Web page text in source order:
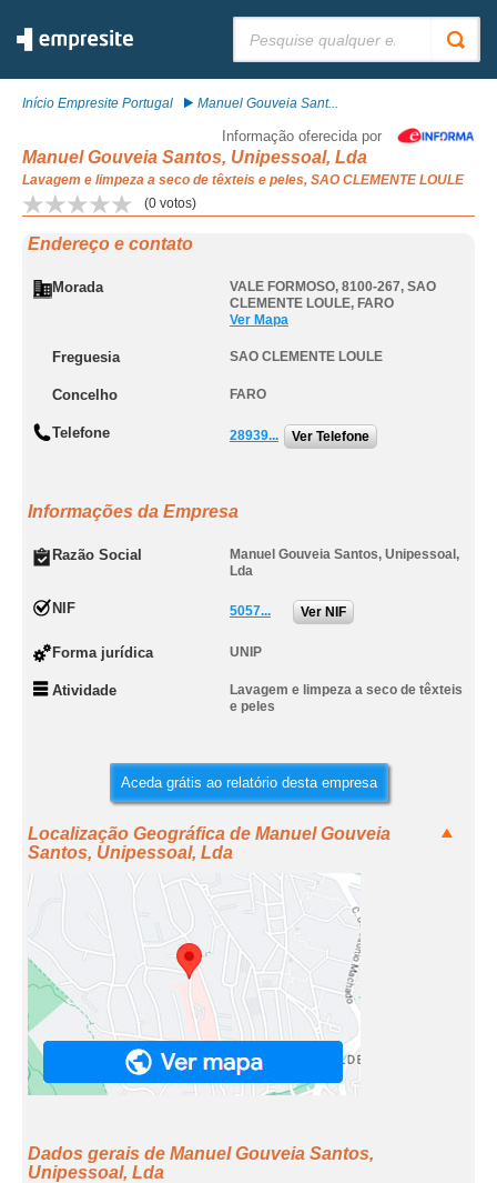
Início Empresite Portugal Manuel Gouveia Sant...
Informação oferecida por
Manuel Gouveia Santos, Unipessoal, Lda
Lavagem e limpeza a seco de têxteis e peles, SAO CLEMENTE LOULE
(0 votos)
Endereço e contato
Morada VALE FORMOSO, 8100-267, SAO
CLEMENTE LOULE, FARO
Ver Mapa
Freguesia SAO CLEMENTE LOULE
Concelho FARO
Telefone 28939... Ver Telefone
Informações da Empresa
Razão Social
Manuel Gouveia Santos, Unipessoal,
Lda
NIF 5057... Ver NIF
Forma jurídica UNIP
Atividade
Lavagem e limpeza a seco de têxteis
e peles
Aceda grátis ao relatório desta empresa
Localização Geográfica de Manuel Gouveia
Santos, Unipessoal, Lda
Dados gerais de Manuel Gouveia Santos,
Unipessoal, Lda